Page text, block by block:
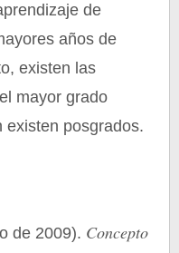
de
años de
existen las
mayor grado
existen posgrados.
de 2009). Concepto